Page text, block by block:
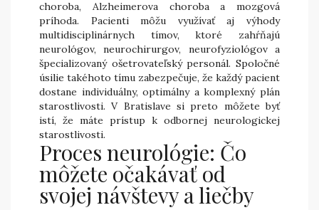
choroba, Alzheimerova choroba a mozgová
príhoda. Pacienti môžu využívať aj výhody
multidisciplinárnych tímov, ktoré zahŕňajú
neurológov, neurochirurgov, neurofyziológov a
špecializovaný ošetrovateľský personál. Spoločné
úsilie takéhoto tímu zabezpečuje, že každý pacient
dostane individuálny, optimálny a komplexný plán
starostlivosti. V Bratislave si preto môžete byť
istí, že máte prístup k odbornej neurologickej
starostlivosti.
Proces neurológie: Čo
môžete očakávať od
svojej návštevy a liečby